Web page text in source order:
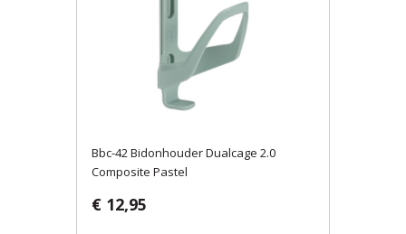
Bbc-42 Bidonhouder Dualcage 2.0
Composite Pastel
€ 12,95